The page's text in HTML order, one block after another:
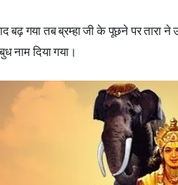
बढ़ गया तब ब्रम्हा जी के पूछने पर तारा
नाम दिया गया।